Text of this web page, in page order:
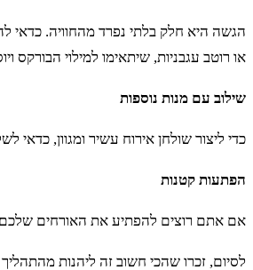
הגשה היא חלק בלתי נפרד מהחוויה. כדאי
או רוטב עגבניות, שיתאימו למילוי הבורקס
שילוב עם מנות נוספות
כדי ליצור שולחן אירוח עשיר ומגוון,
הפתעות קטנות
אם אתם רוצים להפתיע את האורחים שלכם,
לסיום, זכרו שהכי חשוב זה ליהנות